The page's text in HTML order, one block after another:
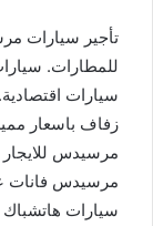
للمطارات.
سيارات
زفاف باسعار
مرسيدس
مرسيدس فانات
سيارات